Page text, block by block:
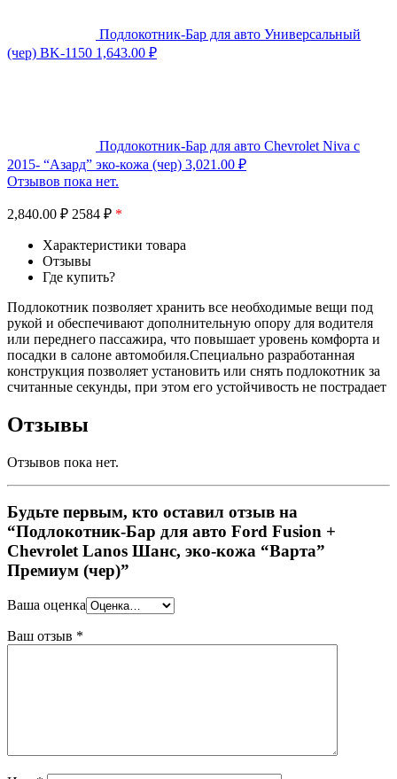
Подлокотник-Бар для авто Универсальный
(чер) BK-1150 1,643.00 ₽
Подлокотник-Бар для авто Chevrolet Niva c
2015- “Азард” эко-кожа (чер) 3,021.00 ₽
Отзывов пока нет.
2,840.00 ₽ 2584 ₽ *
Характеристики товара
Отзывы
Где купить?
Подлокотник позволяет хранить все необходимые вещи под
рукой и обеспечивают дополнительную опору для водителя
или переднего пассажира, что повышает уровень комфорта и
посадки в салоне автомобиля.Специально разработанная
конструкция позволяет установить или снять подлокотник за
считанные секунды, при этом его устойчивость не пострадает
Отзывы
Отзывов пока нет.
Будьте первым, кто оставил отзыв на
“Подлокотник-Бар для авто Ford Fusion +
Chevrolet Lanos Шанс, эко-кожа “Варта”
Премиум (чер)”
Ваша оценка
Ваш отзыв *